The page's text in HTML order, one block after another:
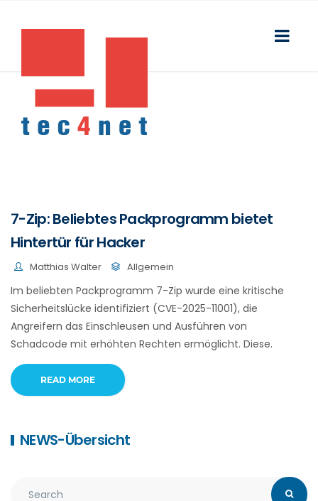
7-Zip: Beliebtes Packprogramm bietet
Hintertür für Hacker
Matthias Walter Allgemein
Im beliebten Packprogramm 7-Zip wurde eine kritische
Sicherheitslücke identifiziert (CVE-2025-11001), die
Angreifern das Einschleusen und Ausführen von
Schadcode mit erhöhten Rechten ermöglicht. Diese.
READ MORE
NEWS-Übersicht